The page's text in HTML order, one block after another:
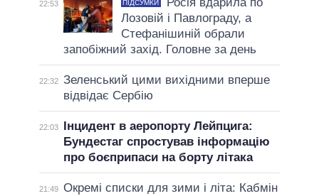
22:53 ПІДСУМКИ
Лозовій і Павлограду, а
Стефанішиній обрали
запобіжний захід. Головне за день
22:32 Зеленський цими вихідними вперше
відвідає Сербію
22:03
Інцидент в аеропорту Лейпцига:
Бундестаг спростував інформацію
про боєприпаси на борту літака
21:49 Окремі списки для зими і літа: Кабмін